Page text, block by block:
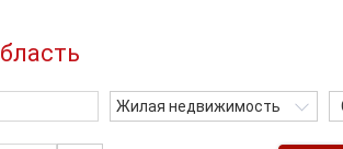
Жилая недвижимость